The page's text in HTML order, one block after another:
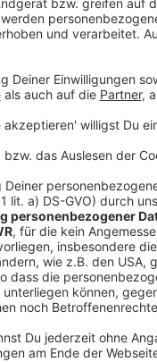
Salz
Muskat
2 Strudelblätter
50g Butter
Anzeige
Und so bereitet ihr
Anzeige
Die Garnelen in
aus der Pfanne
Limette marinieren.
Die Strudelblätter